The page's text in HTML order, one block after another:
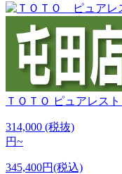
ＴＯＴＯ ピュアレス
314,000 (税抜)
円~
345,400円(税込)